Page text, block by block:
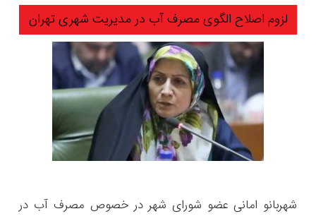
لزوم اصلاح الگوی مصرف آب در مدیریت شهری تهران
شهربانو امانی عضو شورای شهر در خصوص مصرف آب در